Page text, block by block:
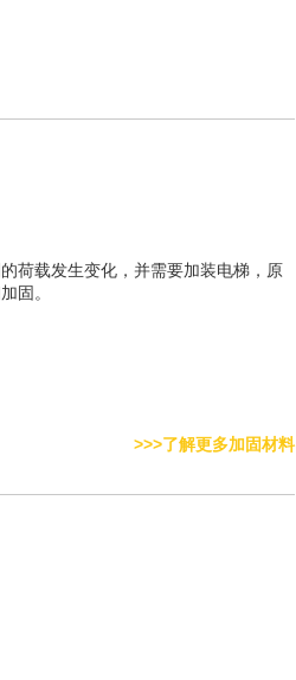
荷载发生变化，并需要加装电梯，原
固。
>>>了解更多加固材料